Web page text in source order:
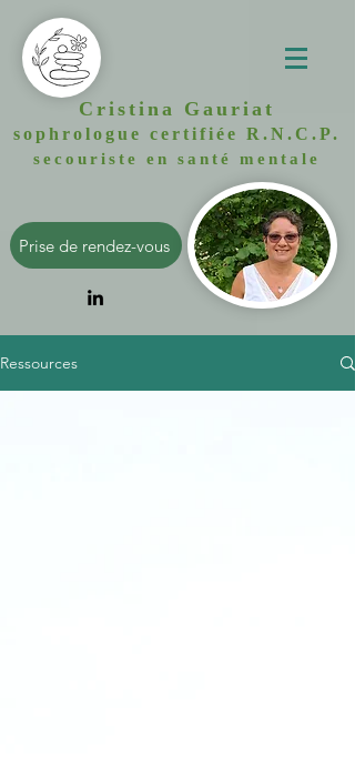
Cristina Gauriat
sophrologue certifiée R.N.C.P.
secouriste en santé mentale
Prise de rendez-vous
Ressources